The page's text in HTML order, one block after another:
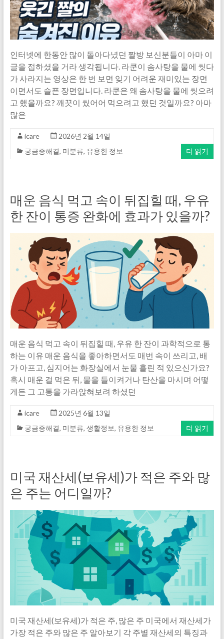
인터넷에 한동안 많이 돌아다녔던 짤방 보신분들이 아마 이
글을 접하셨을 거라 생각됩니다. 라쿤이 솜사탕을 물에 씻다
가 사라지는 영상은 한 번 보면 잊기 어려운 재미있는 장면
이면서도 슬픈 장면입니다. 라쿤은 왜 솜사탕을 물에 씻으려
고 했을까요? 깨끗이 씼어어 먹으려고 했던 것일까요? 아마
많은
icare
2026년 2월 14일
궁금증해결, 미분류, 유용한 정보 더 읽기
매운 음식 먹고 속이 뒤집힐 때, 우유
한 잔이 통증 완화에 효과가 있을까?
매운 음식 먹고 속이 뒤집힐 때, 우유 한 잔이 과학적으로 통
하는 이유 매운 음식을 좋아하면서도 매번 속이 쓰리고, 배
가 아프고, 심지어는 화장실에서 눈물 흘린 적 있으신가요?
혹시 매운 걸 먹은 뒤, 물을 들이켜거나 탄산을 마시며 어떻
게든 그 고통을 가라앉혀보려 하셨던
icare
2025년 6월 13일
궁금증해결, 미분류, 생활정보, 유용한 정보 더 읽기
미국 재산세(보유세)가 적은 주와 많
은 주는 어디일까?
미국 재산세(보유세)가 적은 주, 많은 주 미국에서 재산세가
가장 적은 주와 많은 주 알아보기 각 주별 재산세의 특징과